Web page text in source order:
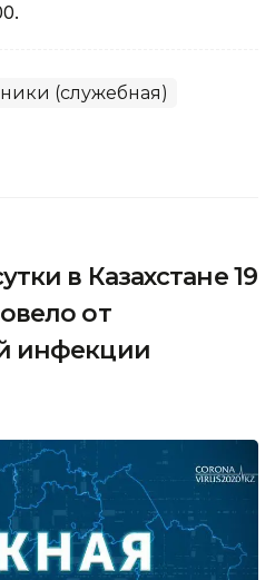
(служебная)
в Казахстане 19
от
инфекции